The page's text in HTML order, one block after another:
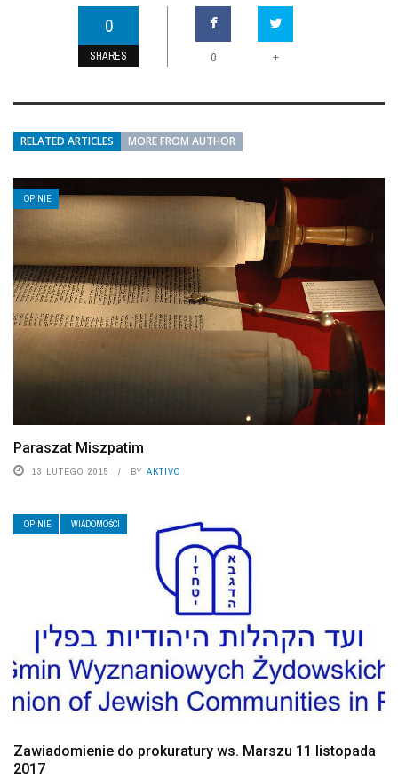
0
SHARES 0 +
RELATED ARTICLES MORE FROM AUTHOR
OPINIE
Paraszat Miszpatim
13 LUTEGO 2015 BY AKTIVO
OPINIE WIADOMOŚCI
Zawiadomienie do prokuratury ws. Marszu 11 listopada
2017